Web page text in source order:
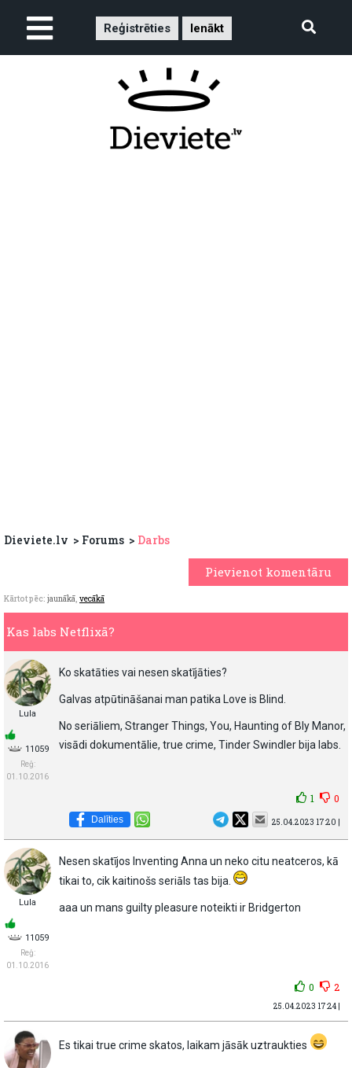
Reģistrēties Ienākt
Dieviete.lv Forums Darbs
Pievienot komentāru
Kārtot pēc: jaunākā, vecākā
Kas labs Netflixā?
Lula
11059
Reģ:
01.10.2016
Ko skatāties vai nesen skatījāties?
Galvas atpūtināšanai man patika Love is Blind.
No seriāliem, Stranger Things, You, Haunting of Bly Manor,
visādi dokumentālie, true crime, Tinder Swindler bija labs.
1 0
Dalīties 25.04.2023 17:20 |
Lula
11059
Reģ:
01.10.2016
Nesen skatījos Inventing Anna un neko citu neatceros, kā
tikai to, cik kaitinošs seriāls tas bija.
aaa un mans guilty pleasure noteikti ir Bridgerton
0 2
25.04.2023 17:24 |
Es tikai true crime skatos, laikam jāsāk uztraukties